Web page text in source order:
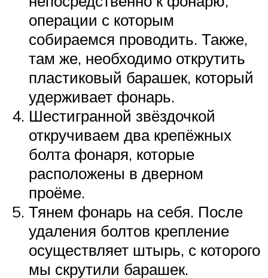
операции с которым
собираемся проводить. Также,
там же, необходимо открутить
пластиковый барашек, который
удерживает фонарь.
Шестигранной звёздочкой
откручиваем два крепёжных
болта фонаря, которые
расположены в дверном
проёме.
Тянем фонарь на себя. После
удаления болтов крепление
осуществляет штырь, с которого
мы скрутили барашек.